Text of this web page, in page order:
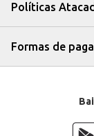
Políticas
Formas de